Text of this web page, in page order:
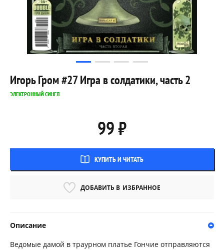
Игорь Гром #27 Игра в солдатики, часть 2
ЭЛЕКТРОННЫЙ СИНГЛ
99 ₽
КУПИТЬ И ЧИТАТЬ
ДОБАВИТЬ В ИЗБРАННОЕ
Описание
Ведомые дамой в траурном платье Гончие отправляются